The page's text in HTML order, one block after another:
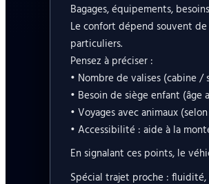
Bagages, équipements,
Le confort dépend souvent
particuliers.
Pensez à préciser :
• Nombre de valises (cabine /
• Besoin de siège enfant (âge
• Voyages avec animaux
• Accessibilité : aide à la
En signalant ces points, le
Spécial trajet proche :